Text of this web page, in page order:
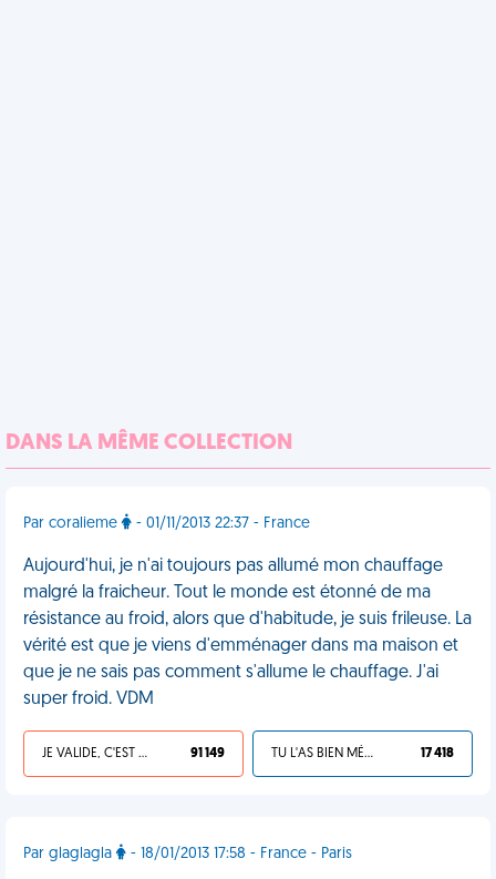
DANS LA MÊME COLLECTION
Par coralieme - 01/11/2013 22:37 - France
Aujourd'hui, je n'ai toujours pas allumé mon chauffage
malgré la fraicheur. Tout le monde est étonné de ma
résistance au froid, alors que d'habitude, je suis frileuse. La
vérité est que je viens d'emménager dans ma maison et
que je ne sais pas comment s'allume le chauffage. J'ai
super froid. VDM
JE VALIDE, C'EST UNE VDM 91 149 TU L'AS BIEN MÉRITÉ 17 418
Par glaglagla - 18/01/2013 17:58 - France - Paris